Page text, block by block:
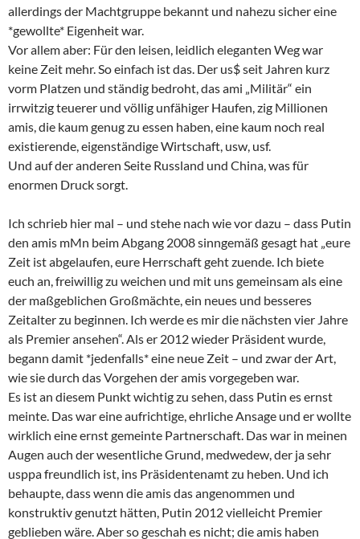
allerdings der Machtgruppe bekannt und nahezu sicher eine
*gewollte* Eigenheit war.
Vor allem aber: Für den leisen, leidlich eleganten Weg war
keine Zeit mehr. So einfach ist das. Der us$ seit Jahren kurz
vorm Platzen und ständig bedroht, das ami „Militär“ ein
irrwitzig teuerer und völlig unfähiger Haufen, zig Millionen
amis, die kaum genug zu essen haben, eine kaum noch real
existierende, eigenständige Wirtschaft, usw, usf.
Und auf der anderen Seite Russland und China, was für
enormen Druck sorgt.
Ich schrieb hier mal – und stehe nach wie vor dazu – dass Putin
den amis mMn beim Abgang 2008 sinngemäß gesagt hat „eure
Zeit ist abgelaufen, eure Herrschaft geht zuende. Ich biete
euch an, freiwillig zu weichen und mit uns gemeinsam als eine
der maßgeblichen Großmächte, ein neues und besseres
Zeitalter zu beginnen. Ich werde es mir die nächsten vier Jahre
als Premier ansehen“. Als er 2012 wieder Präsident wurde,
begann damit *jedenfalls* eine neue Zeit – und zwar der Art,
wie sie durch das Vorgehen der amis vorgegeben war.
Es ist an diesem Punkt wichtig zu sehen, dass Putin es ernst
meinte. Das war eine aufrichtige, ehrliche Ansage und er wollte
wirklich eine ernst gemeinte Partnerschaft. Das war in meinen
Augen auch der wesentliche Grund, medwedew, der ja sehr
usppa freundlich ist, ins Präsidentenamt zu heben. Und ich
behaupte, dass wenn die amis das angenommen und
konstruktiv genutzt hätten, Putin 2012 vielleicht Premier
geblieben wäre. Aber so geschah es nicht; die amis haben